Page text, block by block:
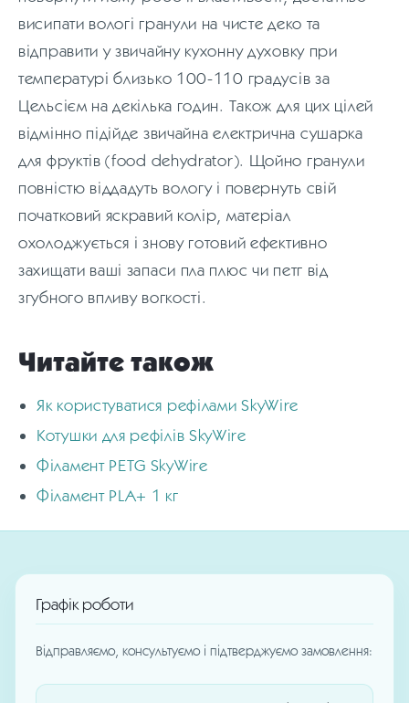
висипати вологі гранули на чисте деко та
відправити у звичайну кухонну духовку при
температурі близько 100-110 градусів за
Цельсієм на декілька годин. Також для цих цілей
відмінно підійде звичайна електрична сушарка
для фруктів (food dehydrator). Щойно гранули
повністю віддадуть вологу і повернуть свій
початковий яскравий колір, матеріал
охолоджується і знову готовий ефективно
захищати ваші запаси пла плюс чи петг від
згубного впливу вогкості.
Читайте також
Як користуватися рефілами SkyWire
Котушки для рефілів SkyWire
Філамент PETG SkyWire
Філамент PLA+ 1 кг
Графік роботи
Відправляємо, консультуємо і підтверджуємо замовлення: